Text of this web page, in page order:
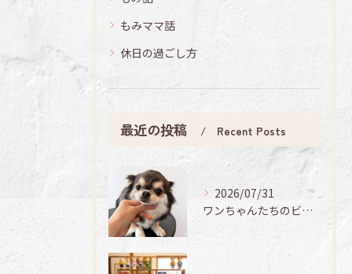
もみママ話
休日の過ごし方
最近の投稿 Recent Posts
2026/07/31
ワンちゃんたちのビューティーデイ🐶✨